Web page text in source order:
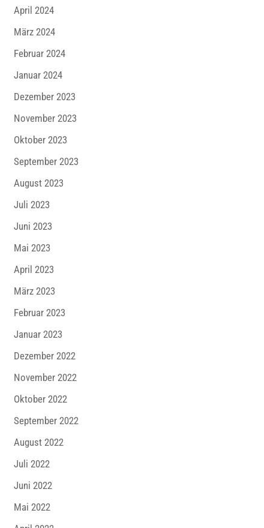
April 2024
März 2024
Februar 2024
Januar 2024
Dezember 2023
November 2023
Oktober 2023
September 2023
August 2023
Juli 2023
Juni 2023
Mai 2023
April 2023
März 2023
Februar 2023
Januar 2023
Dezember 2022
November 2022
Oktober 2022
September 2022
August 2022
Juli 2022
Juni 2022
Mai 2022